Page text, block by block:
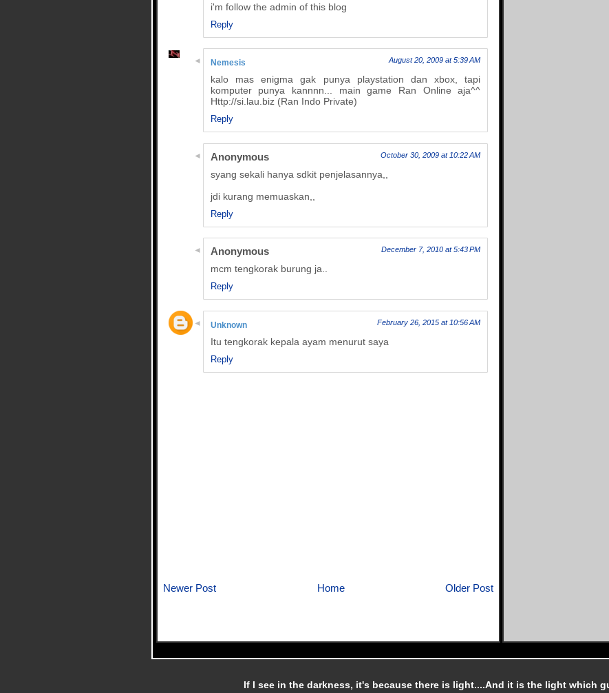
i'm follow the admin of this blog
Reply
Nemesis August 20, 2009 at 5:39 AM
kalo mas enigma gak punya playstation dan xbox, tapi
komputer punya kannnn... main game Ran Online aja^^
Http://si.lau.biz (Ran Indo Private)
Reply
Anonymous October 30, 2009 at 10:22 AM
syang sekali hanya sdkit penjelasannya,,
jdi kurang memuaskan,,
Reply
Anonymous December 7, 2010 at 5:43 PM
mcm tengkorak burung ja..
Reply
Unknown February 26, 2015 at 10:56 AM
Itu tengkorak kepala ayam menurut saya
Reply
Newer Post Older Post
Home
If I see in the darkness, it's because there is light....And it is the light which